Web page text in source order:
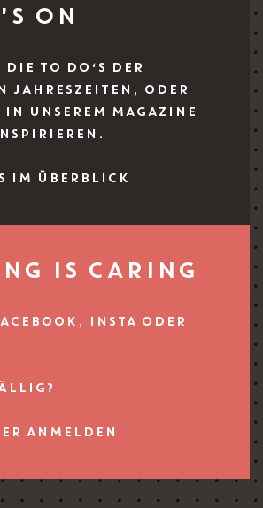
ON
DIE TO DO‘S DER
JAHRESZEITEN, ODER
IN UNSEREM MAGAZINE
IM ÜBERBLICK
IS CARING
INSTA ODER
ANMELDEN